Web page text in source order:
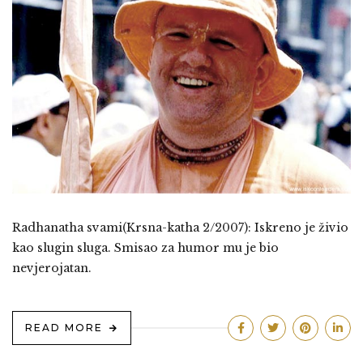
Radhanatha svami(Krsna-katha 2/2007): Iskreno je živio
kao slugin sluga. Smisao za humor mu je bio
nevjerojatan.
READ MORE